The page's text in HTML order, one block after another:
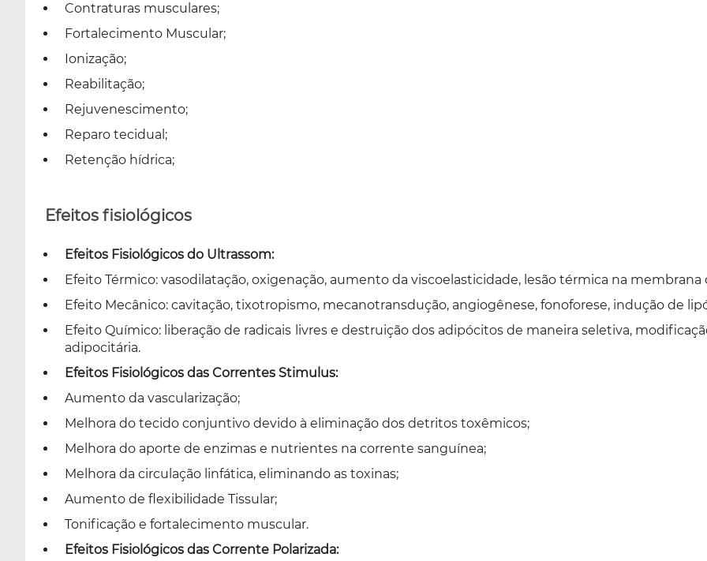
Contraturas musculares;
Fortalecimento Muscular;
Ionização;
Reabilitação;
Rejuvenescimento;
Reparo tecidual;
Retenção hídrica;
Efeitos fisiológicos
Efeitos Fisiológicos do Ultrassom:
Efeito Térmico: vasodilatação, oxigenação, aumento da viscoelasticidade, lesão térmica na membrana
Efeito Mecânico: cavitação, tixotropismo, mecanotransdução, angiogênese, fonoforese, indução de
Efeito Químico: liberação de radicais livres e destruição dos adipócitos de maneira seletiva,
adipocitária.
Efeitos Fisiológicos das Correntes Stimulus:
Aumento da vascularização;
Melhora do tecido conjuntivo devido à eliminação dos detritos toxêmicos;
Melhora do aporte de enzimas e nutrientes na corrente sanguínea;
Melhora da circulação linfática, eliminando as toxinas;
Aumento de flexibilidade Tissular;
Tonificação e fortalecimento muscular.
Efeitos Fisiológicos das Corrente Polarizada: